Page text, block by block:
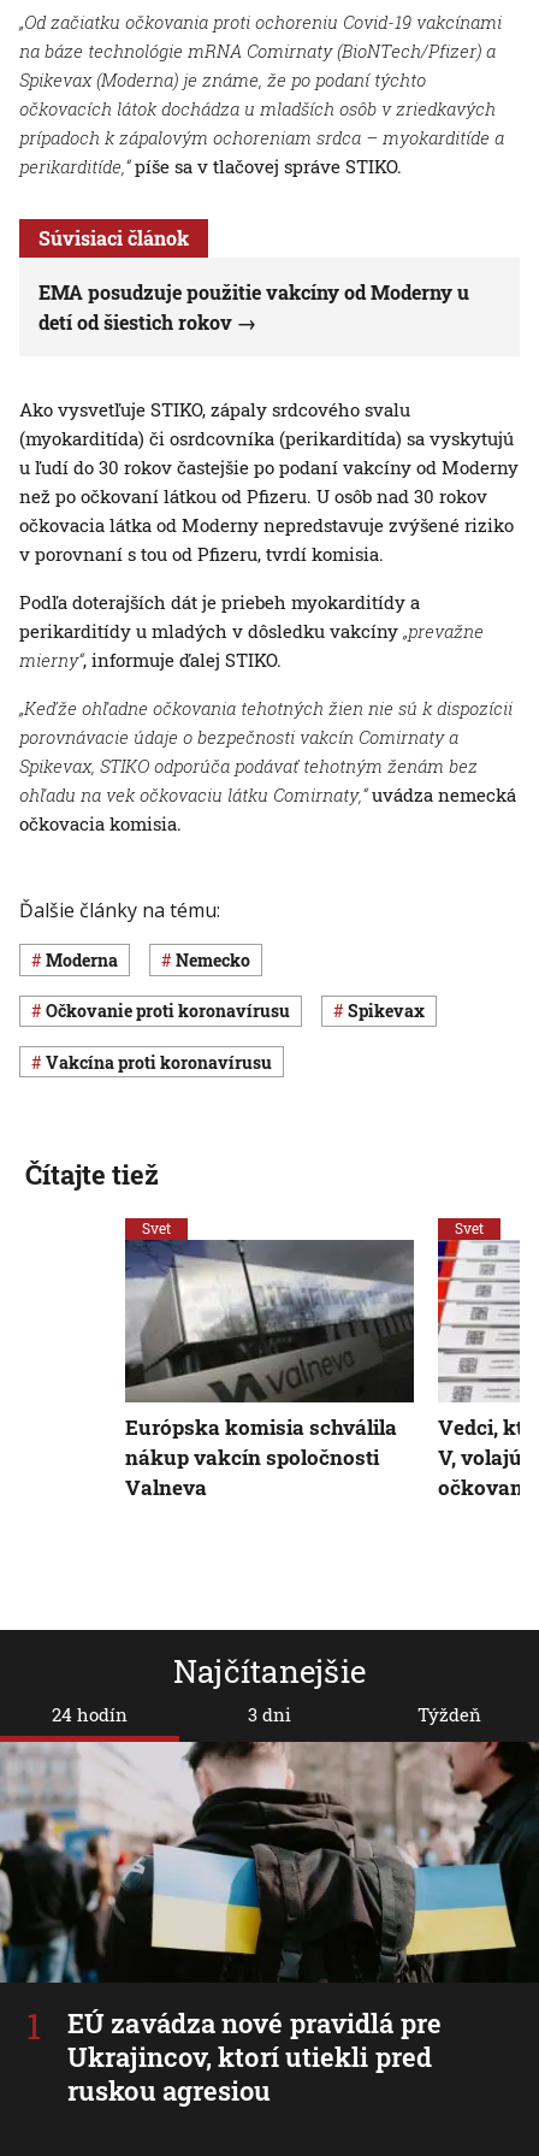
„Od začiatku očkovania proti ochoreniu Covid-19 vakcínami
na báze technológie mRNA Comirnaty (BioNTech/Pfizer) a
Spikevax (Moderna) je známe, že po podaní týchto
očkovacích látok dochádza u mladších osôb v zriedkavých
prípadoch k zápalovým ochoreniam srdca – myokarditíde a
perikarditíde,“píše sa v tlačovej správe STIKO.
Súvisiaci článok
EMA posudzuje použitie vakcíny od Moderny u
detí od šiestich rokov
Ako vysvetľuje STIKO, zápaly srdcového svalu
(myokarditída) či osrdcovníka (perikarditída) sa vyskytujú
u ľudí do 30 rokov častejšie po podaní vakcíny od Moderny
než po očkovaní látkou od Pfizeru. U osôb nad 30 rokov
očkovacia látka od Moderny nepredstavuje zvýšené riziko
v porovnaní s tou od Pfizeru, tvrdí komisia.
Podľa doterajších dát je priebeh myokarditídy a
perikarditídy u mladých v dôsledku vakcíny „prevažne
mierny“, informuje ďalej STIKO.
„Keďže ohľadne očkovania tehotných žien nie sú k dispozícii
porovnávacie údaje o bezpečnosti vakcín Comirnaty a
Spikevax, STIKO odporúča podávať tehotným ženám bez
ohľadu na vek očkovaciu látku Comirnaty,“uvádza nemecká
očkovacia komisia.
Ďalšie články na tému:
Moderna Nemecko
očkovanie proti koronavírusu Spikevax
vakcína proti koronavírusu
Najčítanejšie
24 hodín
EÚ zavádza nové pravidlá pre
Ukrajincov, ktorí utiekli pred
ruskou agresiou
3 dni Týždeň
Čítajte tiež
Svet
Európska komisia schválila
nákup vakcín spoločnosti
Valneva
Svet
Vedci,
V, volajú
očkovaní